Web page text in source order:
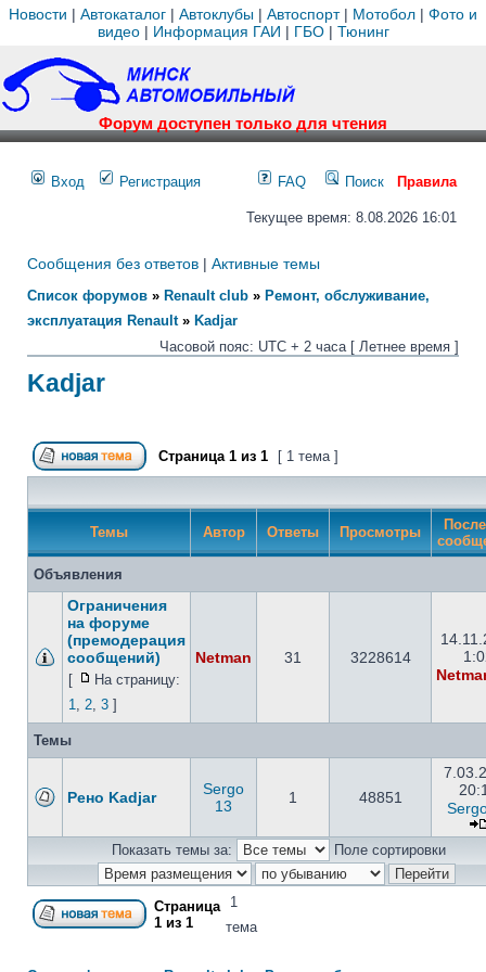
Новости | Автокаталог | Автоклубы | Автоспорт| Мотобол | Фото и
видео| Информация ГАИ | ГБО| Тюнинг
Форум доступен только для чтения
Вход Регистрация FAQ Поиск Правила
Текущее время: 8.08.2026 16:01
Сообщения без ответов | Активные темы
Список форумов » Renault club » Ремонт, обслуживание,
эксплуатация Renault» Kadjar
Часовой пояс: UTC + 2 часа [ Летнее время ]
Kadjar
Страница 1 из 1 [ 1 тема ]
Темы Автор Ответы Просмотры
Объявления
Ограничения
на форуме
(премодерация
сообщений)
[
На страницу:
1, 2, 3 ]
Netman 31 3228614
Темы
Рено Kadjar
Sergo
13
1 48851
Показать темы за: Поле сортировки
Страница
1 из 1
1
тема